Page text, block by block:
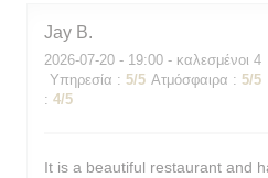
Jay B
2026-07-20 - 19:00 - καλεσμένοι 4
Υπηρεσία : 5/5 Ατμόσφαιρα : 5/5
: 4/5
It is a beautiful restaurant and